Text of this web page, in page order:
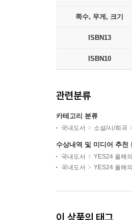
쪽수, 무게, 크기
ISBN13
ISBN10
관련분류
카테고리 분류
국내도서 소설/시/희곡
수상내역 및 미디어 추천
국내도서 YES24 올해
국내도서
YES24 올해
이 상품의 태그